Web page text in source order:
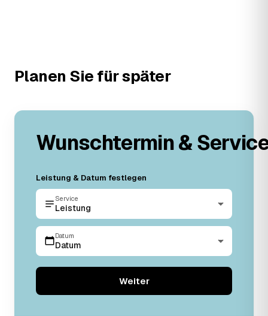
Planen Sie für später
Wunschtermin &
Leistung & Datum festlegen
Service
Leistung
Datum
Datum
Weiter